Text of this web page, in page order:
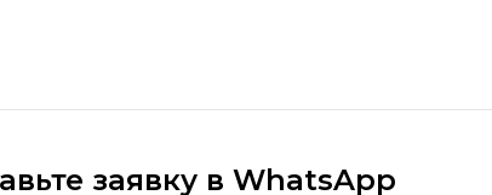
заявку в WhatsApp